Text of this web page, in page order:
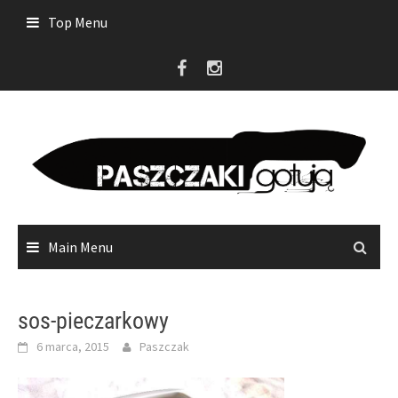
Top Menu
Main Menu
sos-pieczarkowy
6 marca, 2015 Paszczak